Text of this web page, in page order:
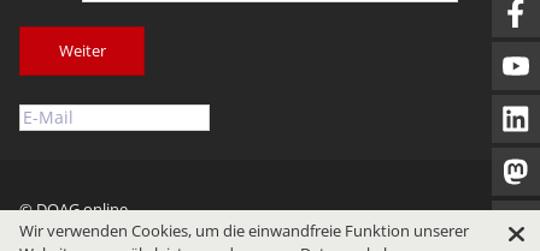
Weiter
© DOAG online
Wir verwenden Cookies, um die einwandfreie Funktion unserer